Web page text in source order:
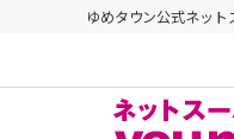
ゆめタウン公式ネット